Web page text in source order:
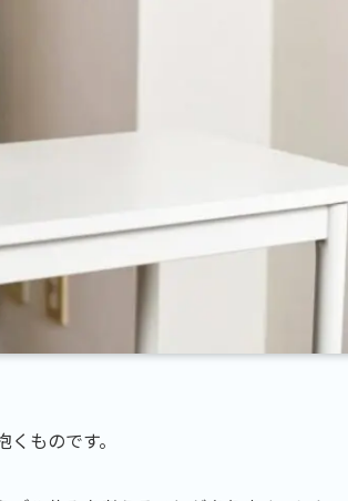
ものです。